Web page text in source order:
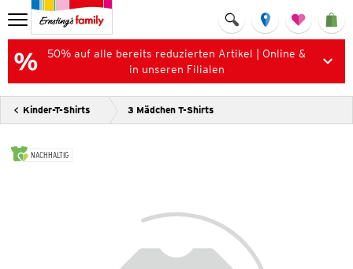
50% auf alle bereits reduzierten Artikel | Online &
in unseren Filialen
Kinder-T-Shirts 3 Mädchen T-Shirts
NACHHALTIG